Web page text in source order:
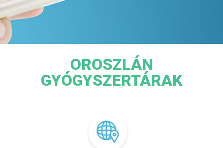
OROSZLÁN
GYÓGYSZERTÁRAK